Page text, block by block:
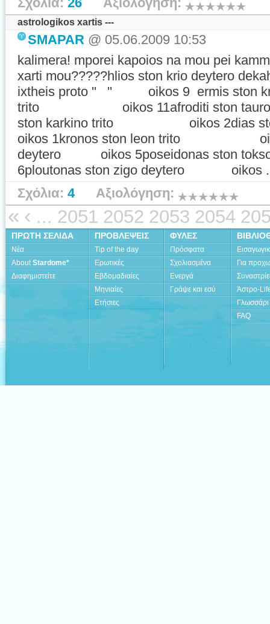
astrologikos xartis ---
SMAPAR @ 05.06.2009 10:53
kalimera! mporei kapoios na mou pei
xarti mou?????hlios ston krio deytero
ixtheis proto '' '' oikos 9 ermis ston
trito oikos 11afroditi ston
ston karkino trito oikos 2dias
oikos 1kronos ston leon trito oikos
deytero oikos 5poseidonas ston
6ploutonas ston zigo deytero oikos
Σχόλια: 4Αξιολόγηση:
« ‹ ... 2051 2052 2053 2054
ΠΡΩΤΗ ΣΕΛΙΔΑ
Νέα
AboutStardome*
Διαφημιστείτε
ΠΡΟΒΛΕΨΕΙΣ
Tip of the day
Ερωτικές
Εβδομαδιαίες
Μηνιαίες
Ετήσιες
ΦΥΛΕΣ
Πρόσφατα
Σχολιασμένα
Ενεργά
Γράψε και εσύ
Για
Άστρο-
Γλωσσάρι
FAQ